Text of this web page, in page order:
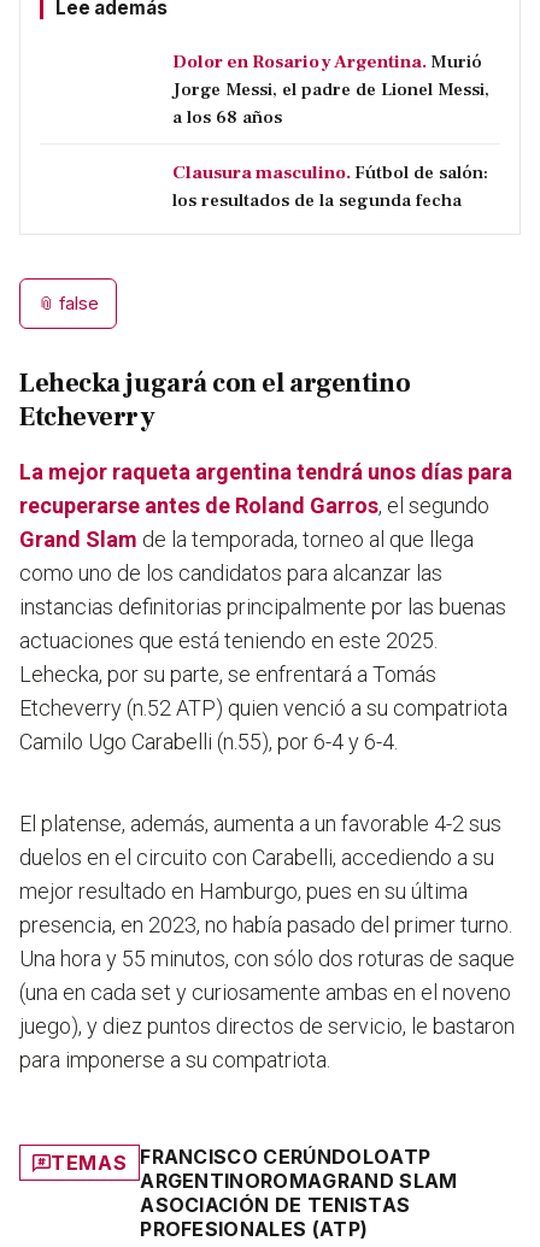
Lee además
Dolor en Rosario y Argentina. Murió
Jorge Messi, el padre de Lionel Messi,
a los 68 años
Clausura masculino. Fútbol de salón:
los resultados de la segunda fecha
📎 false
Lehecka jugará con el argentino
Etcheverry
La mejor raqueta argentina tendrá unos días para
recuperarse antes de Roland Garros, el segundo
Grand Slam de la temporada, torneo al que llega
como uno de los candidatos para alcanzar las
instancias definitorias principalmente por las buenas
actuaciones que está teniendo en este 2025.
Lehecka, por su parte, se enfrentará a Tomás
Etcheverry (n.52 ATP) quien venció a su compatriota
Camilo Ugo Carabelli (n.55), por 6-4 y 6-4.
El platense, además, aumenta a un favorable 4-2 sus
duelos en el circuito con Carabelli, accediendo a su
mejor resultado en Hamburgo, pues en su última
presencia, en 2023, no había pasado del primer turno.
Una hora y 55 minutos, con sólo dos roturas de saque
(una en cada set y curiosamente ambas en el noveno
juego), y diez puntos directos de servicio, le bastaron
para imponerse a su compatriota.
TEMAS FRANCISCO CERÚNDOLOATP
ARGENTINOROMAGRAND SLAM
ASOCIACIÓN DE TENISTAS
PROFESIONALES (ATP)